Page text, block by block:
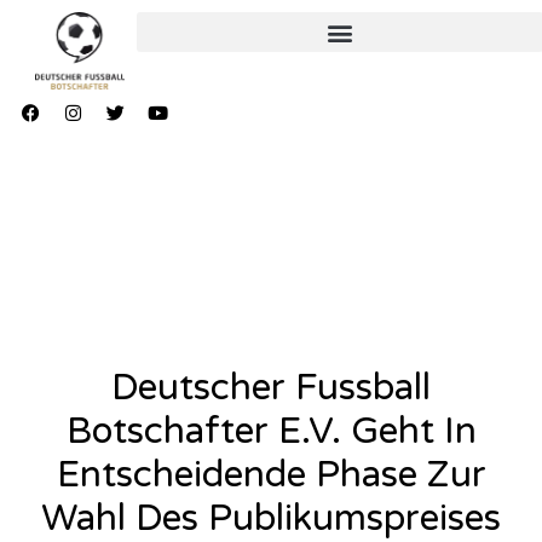
Deutscher Fussball
Botschafter E.V. Geht In
Entscheidende Phase Zur
Wahl Des Publikumspreises